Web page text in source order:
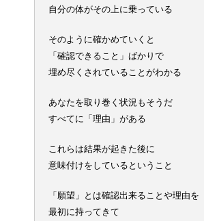
自分の体がその上に乗っている
そのように確かめていくと
「確認できること」ばかりで
埋め尽くされていることがわかる
あなたを取り巻く状況もそうだ
すべてに「理由」がある
これらは結果が起きた後に
意味付けをしているということ
「願望」とは確認出来ることや理由を
最初に持ってきて